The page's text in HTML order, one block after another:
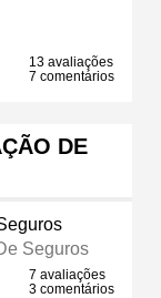
13 avaliações
7 comentários
DE
Seguros
7 avaliações
3 comentários